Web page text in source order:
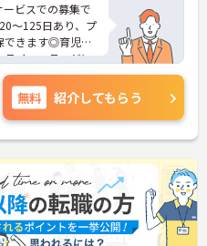
ビスでの募集で
～125日あり、プ
できます◎育児・
ライフステージに
、多彩な教育プロ
ート。長期的に
興味ある方は面
お気軽にご連絡く
無料 紹介してもらう